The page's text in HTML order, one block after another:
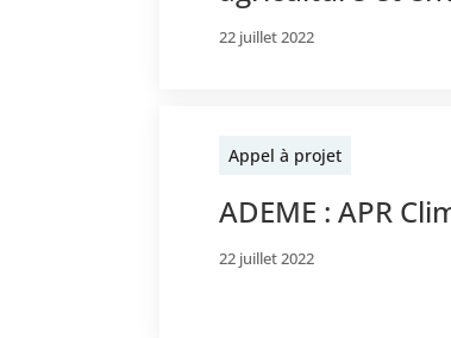
22 juillet 2022
Appel à projet
ADEME : APR
22 juillet 2022